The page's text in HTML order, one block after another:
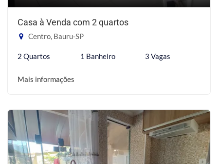
Casa à Venda com 2 quartos
Centro, Bauru-SP
2 Quartos 1 Banheiro 3 Vagas
Mais informações